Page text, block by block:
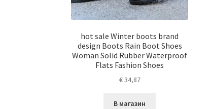
hot sale Winter boots brand
design Boots Rain Boot Shoes
Woman Solid Rubber Waterproof
Flats Fashion Shoes
€34,87
В магазин